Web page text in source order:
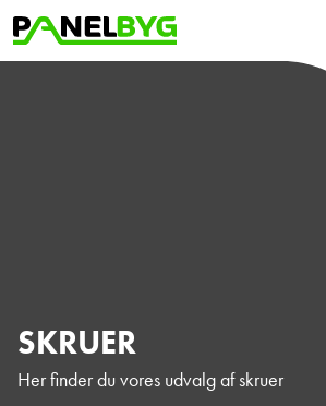
SKRUER
Her finder du vores udvalg af skruer